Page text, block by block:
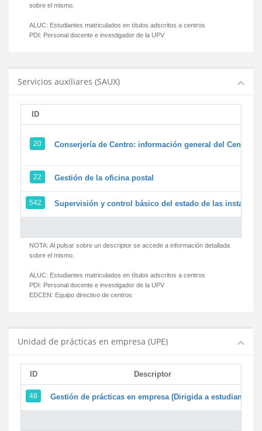
sobre el mismo.
ALUC: Estudiantes matriculados en títulos adscritos a centros
PDI: Personal docente e investigador de la UPV
Servicios auxiliares (SAUX)
ID
20 Conserjería de Centro: información general del Centro y
22 Gestión de la oficina postal
542 Supervisión y control básico del estado de las
NOTA: Al pulsar sobre un descriptor se accede a información detallada
sobre el mismo.
ALUC: Estudiantes matriculados en títulos adscritos a centros
PDI: Personal docente e investigador de la UPV
EDCEN: Equipo directivo de centros
Unidad de prácticas en empresa (UPE)
ID Descriptor
48 Gestión de prácticas en empresa (Dirigida a estudiantes)